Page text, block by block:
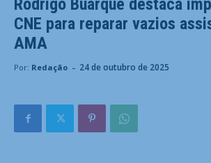
Rodrigo Buarque destaca
CNE para reparar vazios
AMA
Por: Redação - 24 de outubro de 2025